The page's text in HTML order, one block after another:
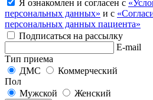
Я ознакомлен и согласен с
персональных данных» и с
персональных данных пациента»
Подписаться на рассылку
E-mail
Тип приема
ДМС
Коммерческий
Пол
Мужской
Женский